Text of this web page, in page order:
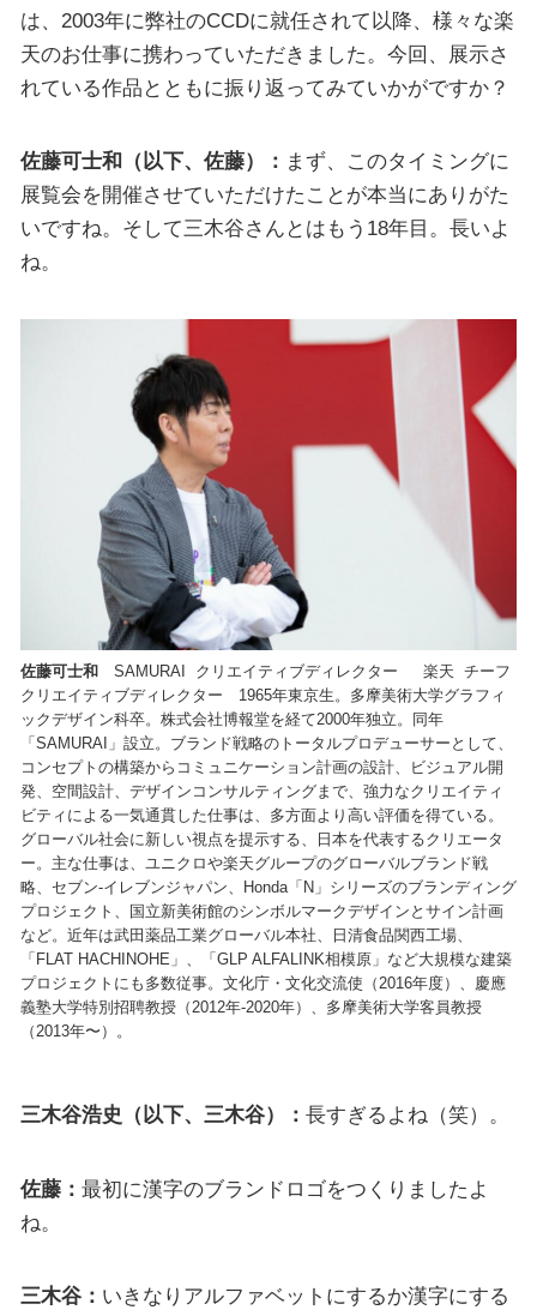
は、2003年に弊社のCCDに就任されて以降、様々な楽
天のお仕事に携わっていただきました。今回、展示さ
れている作品とともに振り返ってみていかがですか？
佐藤可士和（以下、佐藤）： まず、このタイミングに
展覧会を開催させていただけたことが本当にありがた
いですね。そして三木谷さんとはもう18年目。長いよ
ね。
佐藤可士和 SAMURAI クリエイティブディレクター 楽天 チーフ
クリエイティブディレクター 1965年東京生。多摩美術大学グラフィ
ックデザイン科卒。株式会社博報堂を経て2000年独立。同年
「SAMURAI」設立。ブランド戦略のトータルプロデューサーとして、
コンセプトの構築からコミュニケーション計画の設計、ビジュアル開
発、空間設計、デザインコンサルティングまで、強力なクリエイティ
ビティによる一気通貫した仕事は、多方面より高い評価を得ている。
グローバル社会に新しい視点を提示する、日本を代表するクリエータ
ー。主な仕事は、ユニクロや楽天グループのグローバルブランド戦
略、セブン-イレブンジャパン、Honda「N」シリーズのブランディング
プロジェクト、国立新美術館のシンボルマークデザインとサイン計画
など。近年は武田薬品工業グローバル本社、日清食品関西工場、
「FLAT HACHINOHE」、「GLP ALFALINK相模原」など大規模な建築
プロジェクトにも多数従事。文化庁・文化交流使（2016年度）、慶應
義塾大学特別招聘教授（2012年-2020年）、多摩美術大学客員教授
（2013年〜）。
三木谷浩史（以下、三木谷）： 長すぎるよね（笑）。
佐藤： 最初に漢字のブランドロゴをつくりましたよ
ね。
三木谷： いきなりアルファベットにするか漢字にする